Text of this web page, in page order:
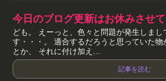
今日のブログ更新はお休みさせ
ども。 えーっと、色々と問題が発生しまし
す・・・。 適合するだろうと思っていた
とか、 それに付け加え...
記事を読む